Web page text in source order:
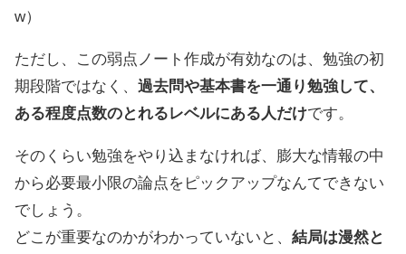
w）
ただし、この弱点ノート作成が有効なのは、勉強の初
期段階ではなく、 過去問や基本書を一通り勉強して、
ある程度点数のとれるレベルにある人だけです。
そのくらい勉強をやり込まなければ、膨大な情報の中
から必要最小限の論点をピックアップなんてできない
でしょう。
どこが重要なのかがわかっていないと、 結局は漫然と